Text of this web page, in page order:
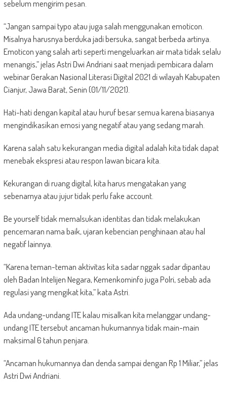
sebelum mengirim pesan.
“Jangan sampai typo atau juga salah menggunakan emoticon.
Misalnya harusnya berduka jadi bersuka, sangat berbeda artinya.
Emoticon yang salah arti seperti mengeluarkan air mata tidak selalu
menangis,” jelas Astri Dwi Andriani saat menjadi pembicara dalam
webinar Gerakan Nasional Literasi Digital 2021 di wilayah Kabupaten
Cianjur, Jawa Barat, Senin (01/11/2021).
Hati-hati dengan kapital atau huruf besar semua karena biasanya
mengindikasikan emosi yang negatif atau yang sedang marah.
Karena salah satu kekurangan media digital adalah kita tidak dapat
menebak ekspresi atau respon lawan bicara kita.
Kekurangan di ruang digital, kita harus mengatakan yang
sebenarnya atau jujur tidak perlu fake account.
Be yourself tidak memalsukan identitas dan tidak melakukan
pencemaran nama baik, ujaran kebencian penghinaan atau hal
negatif lainnya.
“Karena teman-teman aktivitas kita sadar nggak sadar dipantau
oleh Badan Intelijen Negara, Kemenkominfo juga Polri, sebab ada
regulasi yang mengikat kita,” kata Astri.
Ada undang-undang ITE kalau misalkan kita melanggar undang-
undang ITE tersebut ancaman hukumannya tidak main-main
maksimal 6 tahun penjara.
“Ancaman hukumannya dan denda sampai dengan Rp 1 Miliar,” jelas
Astri Dwi Andriani.